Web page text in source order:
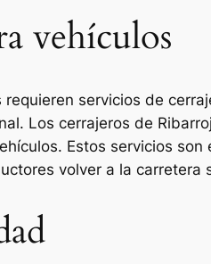
vehículos
servicios de
Los cerrajeros de
Estos servicios
volver a la carretera